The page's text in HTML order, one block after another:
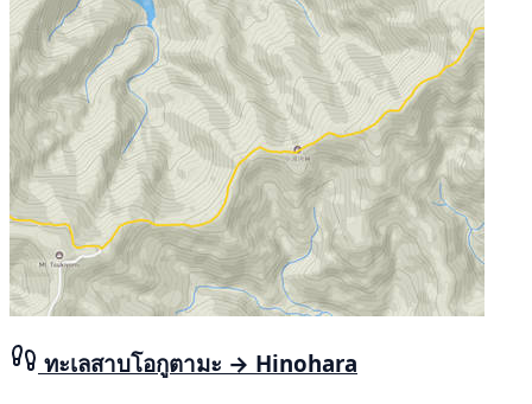
ทะเลสาบโอกูตามะ → Hinohara